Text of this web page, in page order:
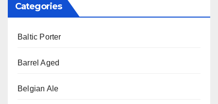
Categories
Baltic Porter
Barrel Aged
Belgian Ale